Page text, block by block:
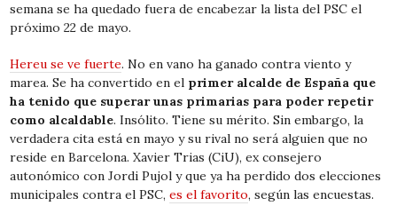
semana se ha quedado fuera de encabezar la lista del PSC el
próximo 22 de mayo.
Hereu se ve fuerte. No en vano ha ganado contra viento y
marea. Se ha convertido en el primer alcalde de España que
ha tenido que superar unas primarias para poder repetir
como alcaldable. Insólito. Tiene su mérito. Sin embargo, la
verdadera cita está en mayo y su rival no será alguien que no
reside en Barcelona. Xavier Trias (CiU), ex consejero
autonómico con Jordi Pujol y que ya ha perdido dos elecciones
municipales contra el PSC,es el favorito, según las encuestas.